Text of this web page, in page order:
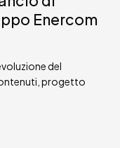
Enercom
del
progetto